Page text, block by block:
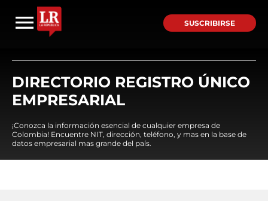
SUSCRIBIRSE
DIRECTORIO REGISTRO ÚNICO
EMPRESARIAL
¡Conozca la información esencial de cualquier empresa de
Colombia! Encuentre NIT, dirección, teléfono, y mas en la base de
datos empresarial mas grande del país.